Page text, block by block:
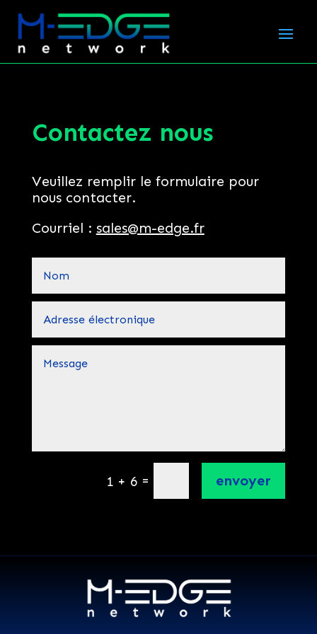
Contactez nous
Veuillez remplir le formulaire pour
nous contacter.
Courriel : sales@m-edge.fr
1 + 6 = envoyer